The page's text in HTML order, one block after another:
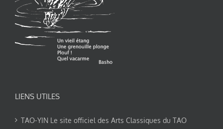
LIENS UTILES
TAO-YIN Le site officiel des Arts Classiques du TAO